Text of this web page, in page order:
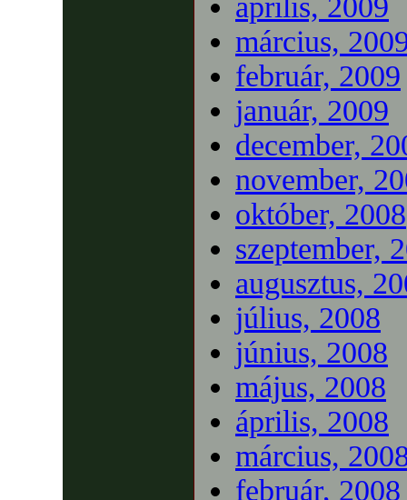
április, 2009
március,
február, 2009
január, 2009
december,
november,
október, 2008
szeptember,
augusztus,
július, 2008
június, 2008
május, 2008
április, 2008
március,
február, 2008